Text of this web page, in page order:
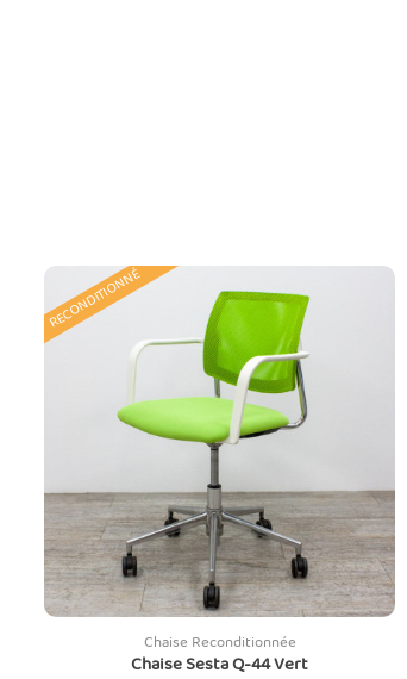
RECONDITIONNÉ
Chaise Reconditionnée
Chaise Sesta Q-44 Vert